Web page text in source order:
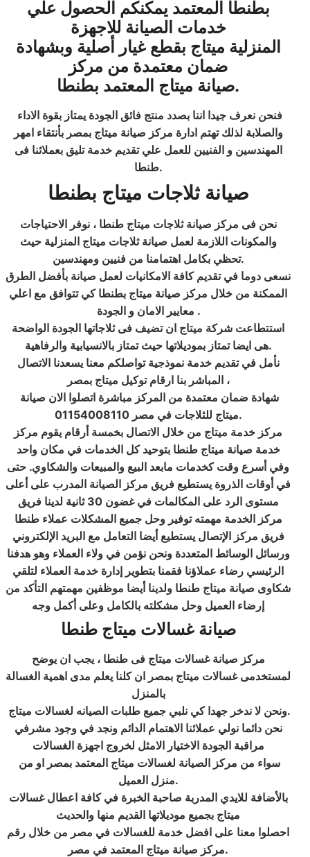
بطنطا المعتمد يمكنكم الحصول علي
خدمات الصيانة للاجهزة
المنزلية ميتاج بقطع غيار أصلية وبشهادة
ضمان معتمدة من مركز
صيانة ميتاج المعتمد بطنطا.
والصلابة لذلك تهتم ادارة مركز صيانة ميتاج بمصر بأنتقاء امهر
المهندسين و الفنيين للعمل علي تقديم خدمة تليق بعملائنا فى
طنطا.
صيانة ثلاجات ميتاج بطنطا
نحن فى مركز صيانة ثلاجات ميتاج طنطا ، نوفر الاحتياجات
والمكونات اللازمة لعمل صيانة ثلاجات ميتاج المنزلية حيث
تحظي بكامل اهتمامنا من فنيين ومهندسين.
نسعى دوما في تقديم كافة الامكانيات لعمل صيانة بأفضل الطرق
الممكنة من خلال مركز صيانة ميتاج بطنطا كي تتوافق مع اعلي
معايير الامان و الجودة .
استتطاعت شركة ميتاج ان تضيف فى ثلاجاتها الجودة الواضحة
هى ايضا تمتاز بموديلاتها حيث تمتاز بالانسيابية والرفاهية.
نأمل في تقديم خدمة نموذجية تواصلكم معنا يسعدنا الاتصال
المباشر بنا ارقام توكيل ميتاج بمصر ،
ميتاج للثلاجات في مصر 01154008110.
مركز خدمة ميتاج من خلال الاتصال بخمسة أرقام يقوم مركز
خدمة صيانة ميتاج طنطا بتوحيد كل الخدمات في مكان واحد
وفي أسرع وقت كخدمات مابعد البيع والمبيعات والشكاوي. حتى
في أوقات الذروة يستطيع فريق مركز الصيانة المدرب على أعلى
مستوى الرد على المكالمات في غضون 30 ثانية لدينا فريق
مركز الخدمة مهمته توفير وحل جميع المشكلات عملاء طنطا
فريق مركز الإتصال يستطيع أيضا التعامل مع البريد الإلكتروني
ورسائل الوسائط المتعددة ونحن نؤمن في ولاء العملاء وهو هدفنا
الرئيسي رضاء عملاؤنا فقمنا بتطوير إدارة خدمة العملاء لتلقي
شكاوى صيانة ميتاج طنطا ولدينا أيضا موظفين مهمتهم التأكد من
إرضاء العميل وحل مشكلته بالكامل وعلى أكمل وجه
صيانة غسالات ميتاج طنطا
مركز صيانة غسالات ميتاج فى طنطا ، يجب ان يوضح
لمستخدمى غسالات ميتاج بمصر ان كلنا يعلم مدى اهمية الغسالة
بالمنزل
ونحن لا ندخر جهدا كي نلبي جميع طلبات الصيانه لغسالات ميتاج.
نحن دائما نولي عملائنا الاهتمام الدائم ونجد في وجود مشرفي
مراقبة الجودة الاختيار الامثل لخروج اجهزة الغسالات
منزل العميل.
بالأضافة للايدي المدربة صاحبة الخبرة في كافة اعطال غسالات
ميتاج بجميع موديلاتها القديم منها والحديث
احصلوا معنا على افضل خدمة للغسالات في مصر من خلال رقم
مركز صيانة ميتاج المعتمد في مصر.